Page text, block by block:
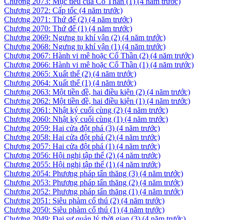
Chương 2072: Cấp tốc (4 năm trước)
Chương 2071: Thứ đế (2) (4 năm trước)
Chương 2070: Thứ đế (1) (4 năm trước)
Chương 2069: Ngưng tụ khí vận (2) (4 năm trước)
Chương 2068: Ngưng tụ khí vận (1) (4 năm trước)
Chương 2067: Hành vi mê hoặc Cổ Thần (2) (4 năm trước)
Chương 2066: Hành vi mê hoặc Cổ Thần (1) (4 năm trước)
Chương 2065: Xuất thế (2) (4 năm trước)
Chương 2064: Xuất thế (1) (4 năm trước)
Chương 2063: Một tiền đề, hai điều kiện (2) (4 năm trước)
Chương 2062: Một tiền đề, hai điều kiện (1) (4 năm trước)
Chương 2061: Nhật ký cuối cùng (2) (4 năm trước)
Chương 2060: Nhật ký cuối cùng (1) (4 năm trước)
Chương 2059: Hai cửa đột phá (3) (4 năm trước)
Chương 2058: Hai cửa đột phá (2) (4 năm trước)
Chương 2057: Hai cửa đột phá (1) (4 năm trước)
Chương 2056: Hội nghị tập thể (2) (4 năm trước)
Chương 2055: Hội nghị tập thể (1) (4 năm trước)
Chương 2054: Phương pháp tấn thăng (3) (4 năm trước)
Chương 2053: Phương pháp tấn thăng (2) (4 năm trước)
Chương 2052: Phương pháp tấn thăng (1) (4 năm trước)
Chương 2051: Siêu phàm cổ thú (2) (4 năm trước)
Chương 2050: Siêu phàm cổ thú (1) (4 năm trước)